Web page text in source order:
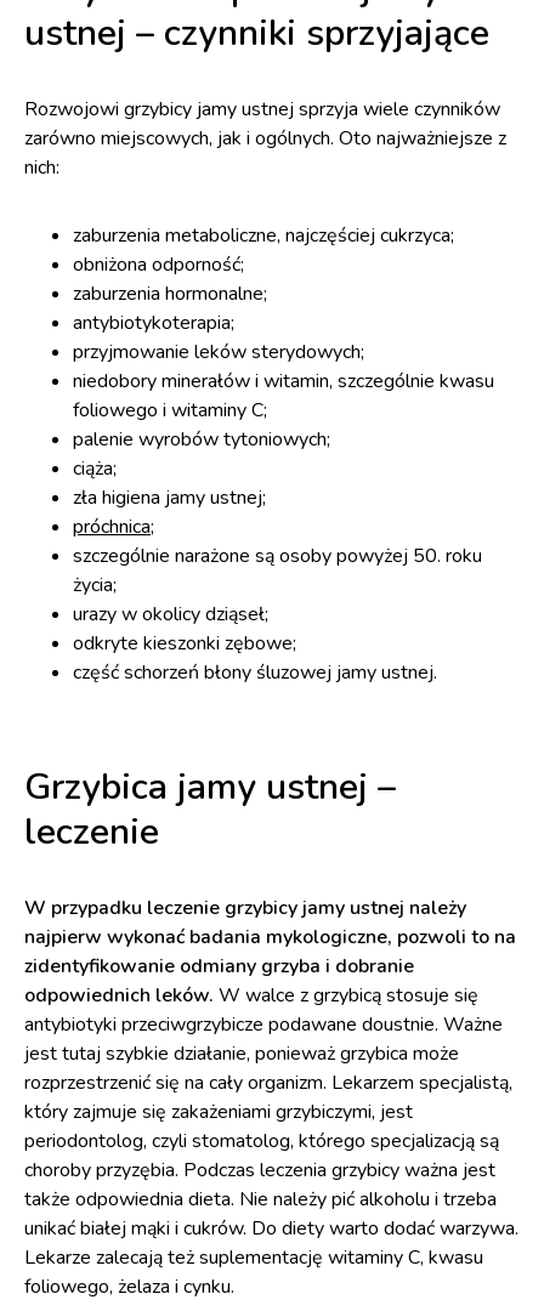
ustnej – czynniki sprzyjające
Rozwojowi grzybicy jamy ustnej sprzyja wiele czynników
zarówno miejscowych, jak i ogólnych. Oto najważniejsze z
nich:
zaburzenia metaboliczne, najczęściej cukrzyca;
obniżona odporność;
zaburzenia hormonalne;
antybiotykoterapia;
przyjmowanie leków sterydowych;
niedobory minerałów i witamin, szczególnie kwasu
foliowego i witaminy C;
palenie wyrobów tytoniowych;
ciąża;
zła higiena jamy ustnej;
próchnica;
szczególnie narażone są osoby powyżej 50. roku
życia;
urazy w okolicy dziąseł;
odkryte kieszonki zębowe;
część schorzeń błony śluzowej jamy ustnej.
Grzybica jamy ustnej –
leczenie
W przypadku leczenie grzybicy jamy ustnej należy
najpierw wykonać badania mykologiczne, pozwoli to na
zidentyfikowanie odmiany grzyba i dobranie
odpowiednich leków. W walce z grzybicą stosuje się
antybiotyki przeciwgrzybicze podawane doustnie. Ważne
jest tutaj szybkie działanie, ponieważ grzybica może
rozprzestrzenić się na cały organizm. Lekarzem specjalistą,
który zajmuje się zakażeniami grzybiczymi, jest
periodontolog, czyli stomatolog, którego specjalizacją są
choroby przyzębia. Podczas leczenia grzybicy ważna jest
także odpowiednia dieta. Nie należy pić alkoholu i trzeba
unikać białej mąki i cukrów. Do diety warto dodać warzywa.
Lekarze zalecają też suplementację witaminy C, kwasu
foliowego, żelaza i cynku.